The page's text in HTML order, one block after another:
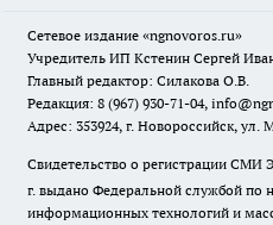
Сетевое издание «ngnovoros.ru»
Учредитель ИП Кстенин Сергей
Главный редактор: Силакова О.В.
Редакция: 8 (967) 930-71-04,
Адрес: 353924, г. Новороссийск, ул.
Свидетельство о регистрации СМИ
г. выдано Федеральной службой по
информационных технологий и